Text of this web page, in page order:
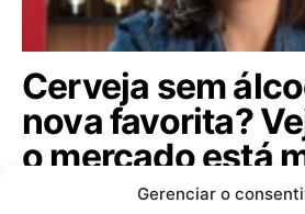
Gerenciar o
Cerveja sem
nova favorita?
o mercado está
para te